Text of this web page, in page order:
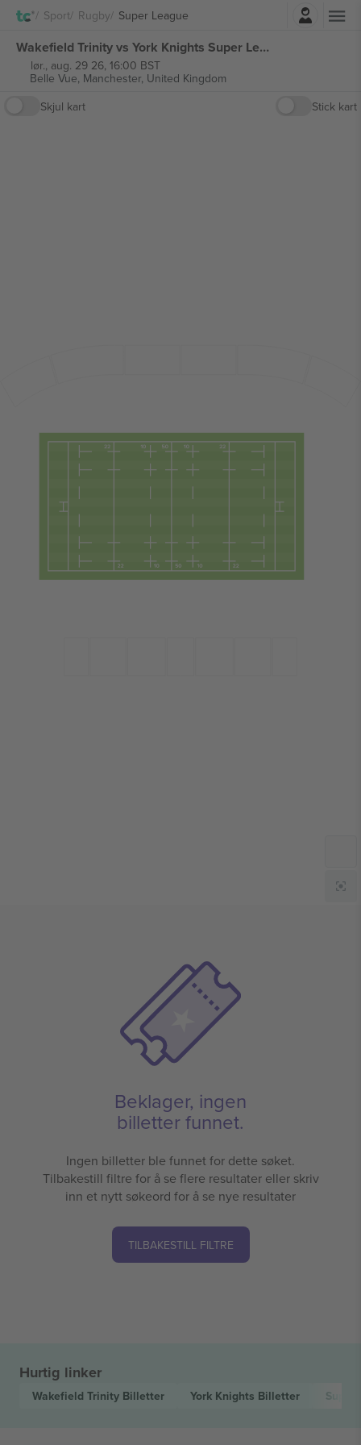
Sport Rugby Super League
Wakefield Trinity vs York Knights Super League billetter
lør., aug. 29 26, 16:00 BST
Belle Vue, Manchester, United Kingdom
Skjul kart
Stick kart
Beklager, ingen
billetter funnet.
Ingen billetter ble funnet for dette søket.
Tilbakestill filtre for å se flere resultater eller skriv
inn et nytt søkeord for å se nye resultater
TILBAKESTILL FILTRE
Hurtig linker
Wakefield Trinity Billetter York Knights Billetter Super